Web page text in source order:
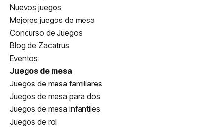
Nuevos juegos
Mejores juegos de mesa
Concurso de Juegos
Blog de Zacatrus
Eventos
Juegos de mesa
Juegos de mesa familiares
Juegos de mesa para dos
Juegos de mesa infantiles
Juegos de rol